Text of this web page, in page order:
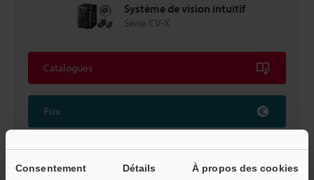
Consentement Détails À propos des cookies
Système de vision intuitif
Série CV-X
Catalogues
Prix